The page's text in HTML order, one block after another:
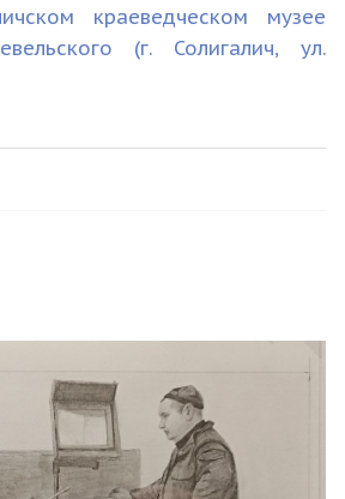
краеведческом музее
(г. Солигалич, ул.